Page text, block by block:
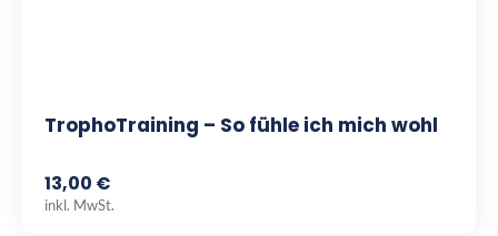
TrophoTraining – So fühle ich mich wohl
13,00 €
inkl. MwSt.